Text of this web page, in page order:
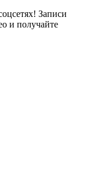
Записи
и получайте